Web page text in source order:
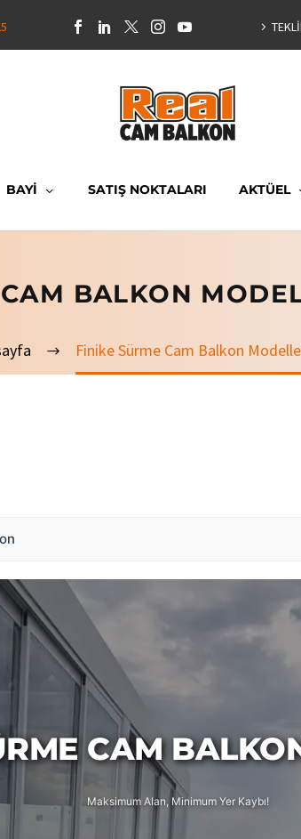
BAYİ SATIŞ NOKTALARI AKTÜEL
BALKON
Finike Sürme Cam Balkon
CAM
Maksimum Alan, Minimum Yer Kaybı!